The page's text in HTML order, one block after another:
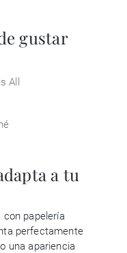
gustar
All
a tu
papelería
perfectamente
una apariencia